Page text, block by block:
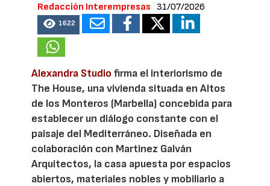
Redacción Interempresas 31/07/2026
1622
Alexandra Studio firma el interiorismo de
The House, una vivienda situada en Altos
de los Monteros (Marbella) concebida para
establecer un diálogo constante con el
paisaje del Mediterráneo. Diseñada en
colaboración con Martinez Galván
Arquitectos, la casa apuesta por espacios
abiertos, materiales nobles y mobiliario a